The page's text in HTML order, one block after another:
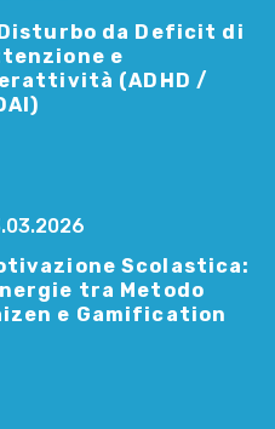
da Deficit di
e
(ADHD /
Scolastica:
tra Metodo
e Gamification